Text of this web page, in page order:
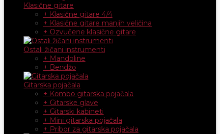
Klasične gitare
+ Klasične gitare 4/4
+ Klasične gitare manjih veličina
+ Ozvučene klasične gitare
Ostali žičani instrumenti
+ Mandoline
+ Bendžo
Gitarska pojačala
+ Kombo gitarska pojačala
+ Gitarske glave
+ Gitarski kabineti
+ Mini gitarska pojačala
+ Pribor za gitarska pojačala